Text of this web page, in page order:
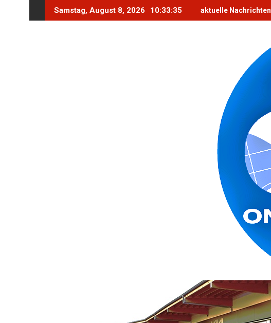
Samstag, August 8, 2026 10:33:36 aktuelle Nachrichten